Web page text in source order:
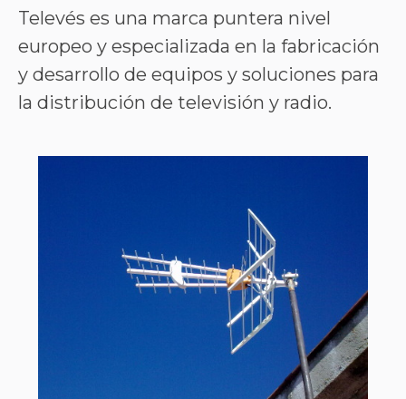
Televés es una marca puntera nivel
europeo y especializada en la fabricación
y desarrollo de equipos y soluciones para
la distribución de televisión y radio.